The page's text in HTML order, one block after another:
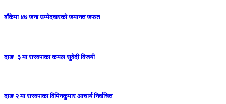
बाँकेमा ४७ जना उम्मेदवारको जमानत जफत
दाङ–३ मा रास्वपाका कमल सुवेदी विजयी
दाङ २ मा रास्वपाका विपिनकुमार आचार्य निर्वाचित